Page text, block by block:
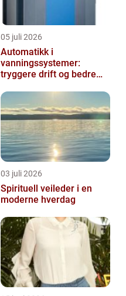
05 juli 2026
Automatikk i
vanningssystemer:
tryggere drift og bedre
03 juli 2026
Spirituell veileder i en
moderne hverdag